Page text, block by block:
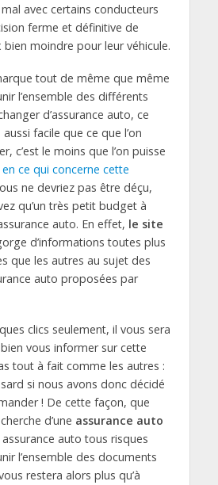
avec certains conducteurs
ferme et définitive de
bien moindre pour leur véhicule.
tout de même que même
l’ensemble des différents
d’assurance auto, ce
facile que ce que l’on
c’est le moins que l’on puisse
en ce qui concerne cette
ne devriez pas être déçu,
qu’un très petit budget à
auto. En effet, le site
d’informations toutes plus
que les autres au sujet des
auto proposées par
clics seulement, il vous sera
vous informer sur cette
tout à fait comme les autres :
si nous avons donc décidé
! De cette façon, que
d’une assurance auto
auto tous risques
l’ensemble des documents
restera alors plus qu’à